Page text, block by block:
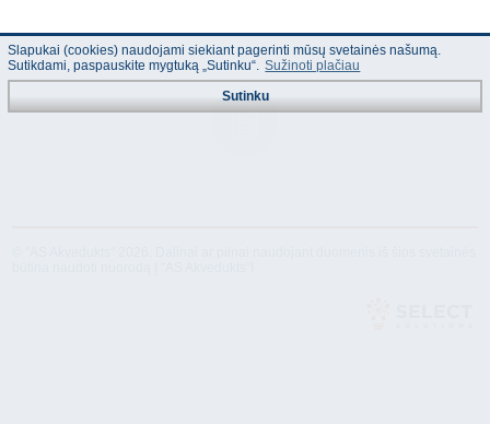
Slapukai (cookies) naudojami siekiant pagerinti mūsų svetainės našumą.
Sutikdami, paspauskite mygtuką „Sutinku“. Sužinoti plačiau
Sutinku